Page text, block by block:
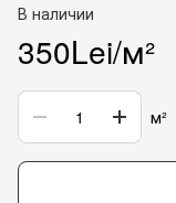
В наличии
350Lei/м²
м²